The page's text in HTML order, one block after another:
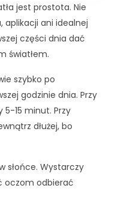
jest prostota. Nie
aplikacji ani idealnej
części dnia dać
światłem.
szybko po
godzinie dnia. Przy
15 minut. Przy
dłużej, bo
słońce. Wystarczy
oczom odbierać